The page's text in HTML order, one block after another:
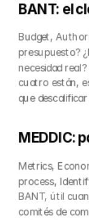
BANT: el
Budget,
presupuesto?
necesidad
cuatro están,
que
MEDDIC:
Metrics,
process,
BANT, útil
comités de